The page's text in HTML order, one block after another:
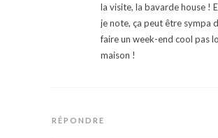
la visite, la bavarde house !
je note, ça peut être sympa
faire un week-end cool pas
maison !
RÉPONDRE